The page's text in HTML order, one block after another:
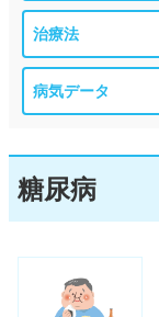
治療法
病気データ
糖尿病